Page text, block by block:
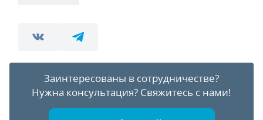
Заинтересованы в сотрудничестве?
Нужна консультация? Свяжитесь с нами!